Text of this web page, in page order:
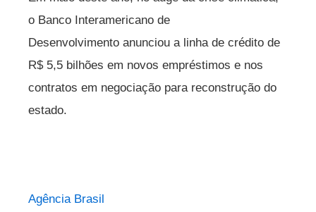
o Banco Interamericano de
Desenvolvimento anunciou a linha de crédito de
R$ 5,5 bilhões em novos empréstimos e nos
contratos em negociação para reconstrução do
estado.
Agência Brasil